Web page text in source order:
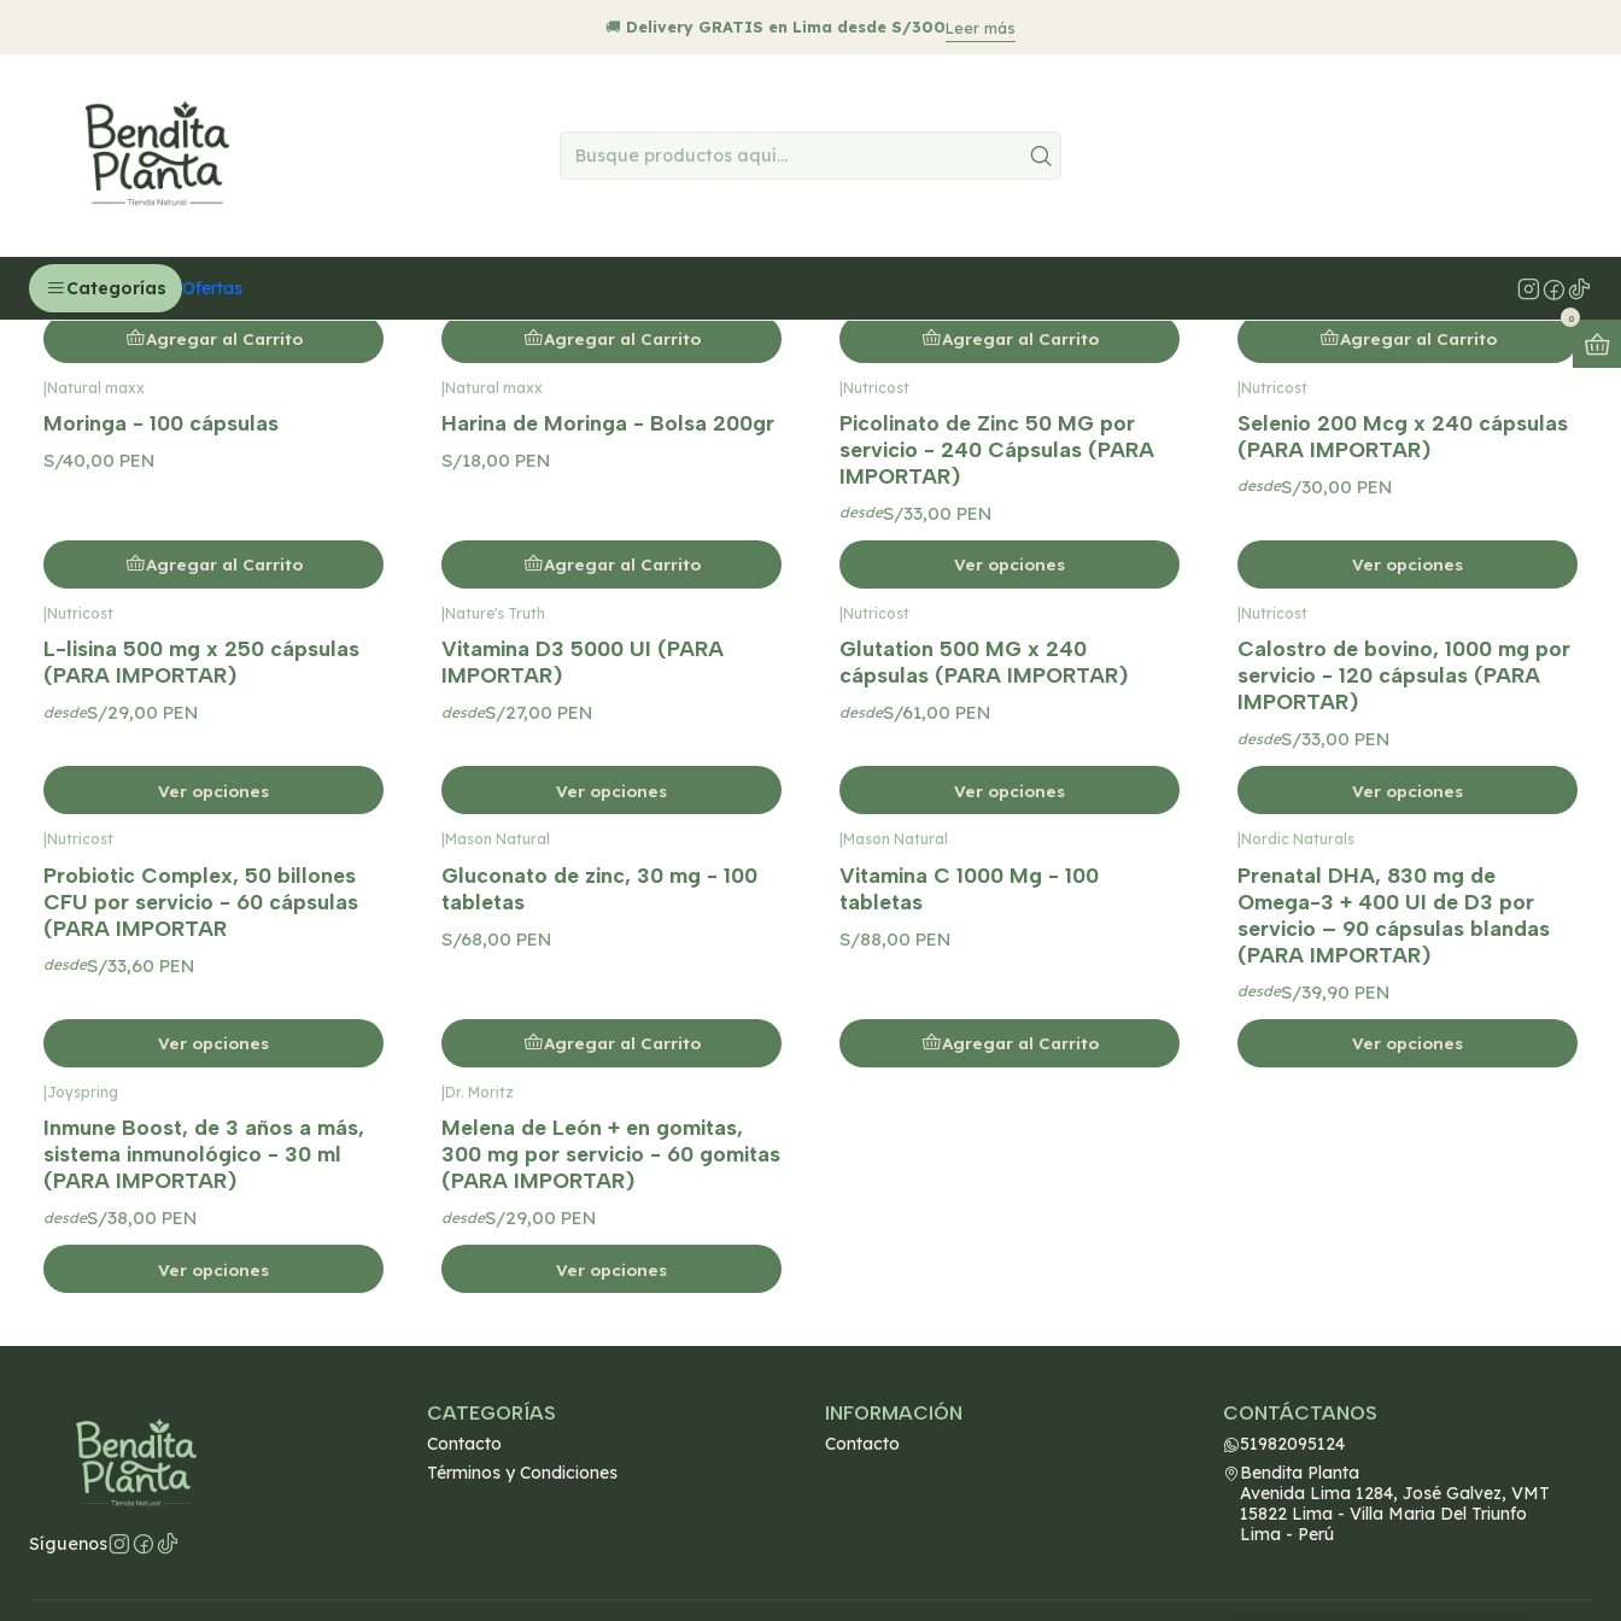
Categorías Ofertas
0
🚚 Delivery GRATIS en Lima desde S/300Leer más
Inicio MEDICINA NATURAL Sistema Inmunológico
Sistema Inmunológico
S/35,00 PEN
Agregar al Carrito Agregar al Carrito Agregar al Carrito Agregar al Carrito
|Natural maxx
Moringa - 100 cápsulas
S/40,00 PEN
Agregar al Carrito
|Natural maxx
Harina de Moringa - Bolsa 200gr
S/18,00 PEN
Agregar al Carrito
|Nutricost
Picolinato de Zinc 50 MG por
servicio - 240 Cápsulas (PARA
IMPORTAR)
desdeS/33,00 PEN
Ver opciones
|Nutricost
Selenio 200 Mcg x 240 cápsulas
(PARA IMPORTAR)
desdeS/30,00 PEN
Ver opciones
Nutricost
L-lisina 500 mg x 250 cápsulas
(PARA IMPORTAR)
desdeS/29,00 PEN
Ver opciones
Nature's Truth
Vitamina D3 5000 UI (PARA
IMPORTAR)
desdeS/27,00 PEN
Ver opciones
Nutricost
Glutation 500 MG x 240
cápsulas (PARA IMPORTAR)
desdeS/61,00 PEN
Ver opciones
Nutricost
Calostro de bovino, 1000 mg por
servicio - 120 cápsulas (PARA
IMPORTAR)
desdeS/33,00 PEN
Ver opciones
Nutricost
Probiotic Complex, 50 billones
CFU por servicio - 60 cápsulas
(PARA IMPORTAR
desdeS/33,60 PEN
Ver opciones
Mason Natural
Gluconato de zinc, 30 mg - 100
tabletas
S/68,00 PEN
Agregar al Carrito
Mason Natural
Vitamina C 1000 Mg - 100
tabletas
S/88,00 PEN
Agregar al Carrito
Nordic Naturals
Prenatal DHA, 830 mg de
Omega-3 + 400 UI de D3 por
servicio – 90 cápsulas blandas
(PARA IMPORTAR)
desdeS/39,90 PEN
Ver opciones
|Joyspring
Inmune Boost, de 3 años a más,
sistema inmunológico - 30 ml
(PARA IMPORTAR)
desdeS/38,00 PEN
Ver opciones
|Dr. Moritz
Melena de León + en gomitas,
300 mg por servicio - 60 gomitas
(PARA IMPORTAR)
desdeS/29,00 PEN
Ver opciones
Síguenos
CATEGORÍAS
Contacto
Términos y Condiciones
INFORMACIÓN
Contacto
CONTÁCTANOS
51982095124
Bendita Planta
Avenida Lima 1284, José Galvez, VMT
15822 Lima - Villa Maria Del Triunfo
Lima - Perú